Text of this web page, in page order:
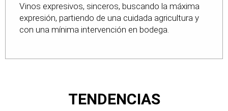
Vinos expresivos, sinceros, buscando la máxima
expresión, partiendo de una cuidada agricultura y
con una mínima intervención en bodega.
TENDENCIAS